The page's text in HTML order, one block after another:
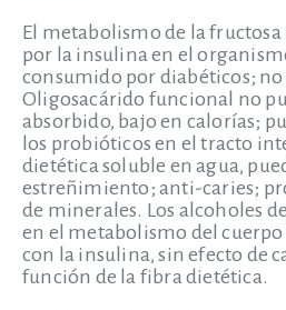
El metabolismo de la
por la insulina en el
consumido por diabéticos; no
Oligosacárido funcional no
absorbido, bajo en calorías;
los probióticos en el tracto
dietética soluble en agua,
estreñimiento; anti-caries;
de minerales. Los alcoholes
en el metabolismo del
con la insulina, sin efecto de
función de la fibra dietética.